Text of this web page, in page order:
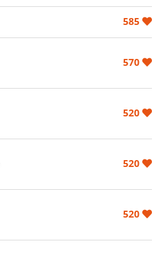
585
570
520
520
520